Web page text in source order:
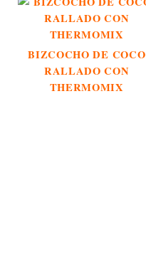
BIZCOCHO DE COCO
RALLADO CON
THERMOMIX